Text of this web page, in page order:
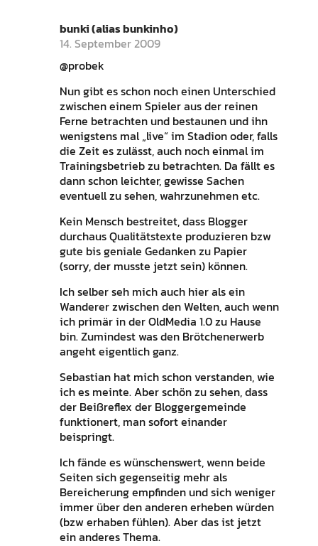
bunki (alias bunkinho)
14. September 2009
@probek
Nun gibt es schon noch einen Unterschied
zwischen einem Spieler aus der reinen
Ferne betrachten und bestaunen und ihn
wenigstens mal „live“ im Stadion oder, falls
die Zeit es zulässt, auch noch einmal im
Trainingsbetrieb zu betrachten. Da fällt es
dann schon leichter, gewisse Sachen
eventuell zu sehen, wahrzunehmen etc.
Kein Mensch bestreitet, dass Blogger
durchaus Qualitätstexte produzieren bzw
gute bis geniale Gedanken zu Papier
(sorry, der musste jetzt sein) können.
Ich selber seh mich auch hier als ein
Wanderer zwischen den Welten, auch wenn
ich primär in der OldMedia 1.0 zu Hause
bin. Zumindest was den Brötchenerwerb
angeht eigentlich ganz.
Sebastian hat mich schon verstanden, wie
ich es meinte. Aber schön zu sehen, dass
der Beißreflex der Bloggergemeinde
funktionert, man sofort einander
beispringt.
Ich fände es wünschenswert, wenn beide
Seiten sich gegenseitig mehr als
Bereicherung empfinden und sich weniger
immer über den anderen erheben würden
(bzw erhaben fühlen). Aber das ist jetzt
ein anderes Thema.